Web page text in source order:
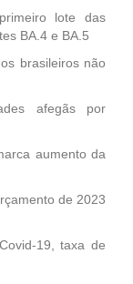
lote das
BA.4 e BA.5
brasileiros não
afegãs por
aumento da
de 2023
19, taxa de